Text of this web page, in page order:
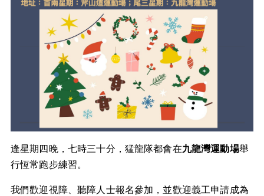
逢星期四晚，七時三十分，猛龍隊都會在九龍灣運動場舉
行恆常跑步練習。
我們歡迎視障、聽障人士報名參加，並歡迎義工申請成為